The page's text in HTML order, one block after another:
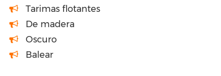
Tarimas flotantes
De madera
Oscuro
Balear